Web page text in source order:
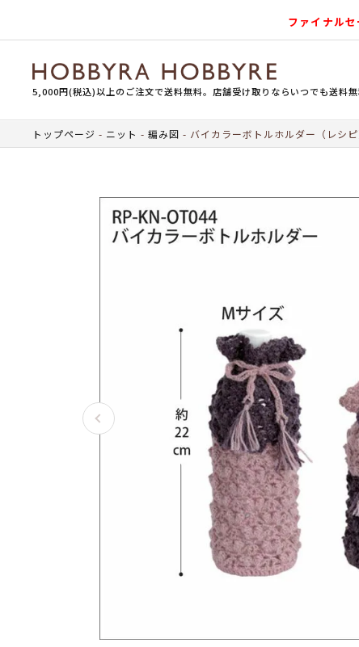
ファイナル
5,000円(税込)以上のご注文で送料無料。店舗受け取りならいつでも送料無
トップページ ニット 編み図 バイカラーボトルホルダー（レシピ